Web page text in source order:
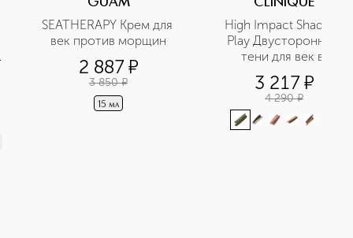
SEATHERAPY Крем для
век против морщин
2 887¤
3 850 ¤
15 мл
High Impact Shadow
Play Двусторонние
тени для век в
карандаше
3 217¤
4 290 ¤